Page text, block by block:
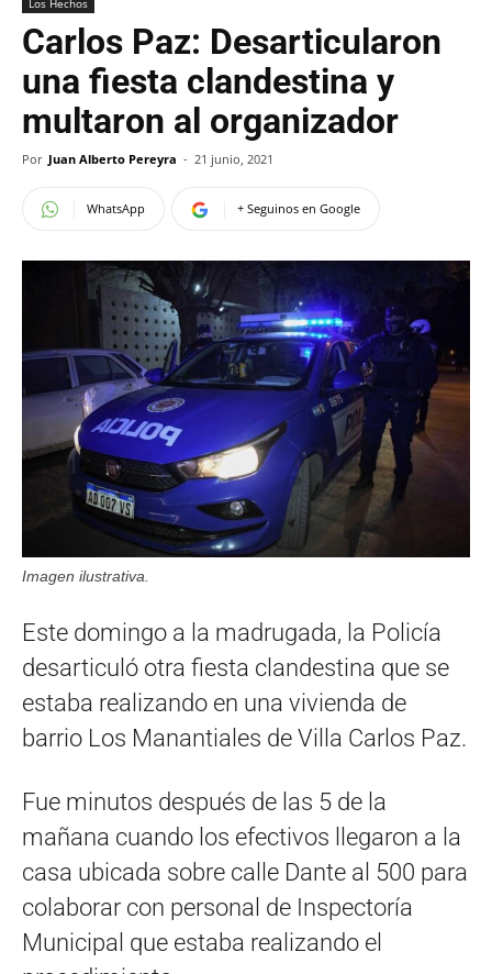
Los Hechos
Carlos Paz: Desarticularon
una fiesta clandestina y
multaron al organizador
Por Juan Alberto Pereyra - 21 junio, 2021
WhatsApp + Seguinos en Google
Imagen ilustrativa.
Este domingo a la madrugada, la Policía
desarticuló otra fiesta clandestina que se
estaba realizando en una vivienda de
barrio Los Manantiales de Villa Carlos Paz.
Fue minutos después de las 5 de la
mañana cuando los efectivos llegaron a la
casa ubicada sobre calle Dante al 500 para
colaborar con personal de Inspectoría
Municipal que estaba realizando el